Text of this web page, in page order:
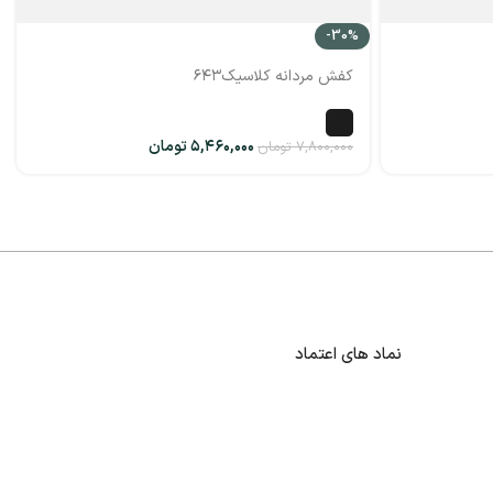
-30%
کفش مردانه کلاسیک۶۴۳
۷,۸۰۰,۰۰۰ تومان ۵,۴۶۰,۰۰۰تومان
نماد های اعتماد